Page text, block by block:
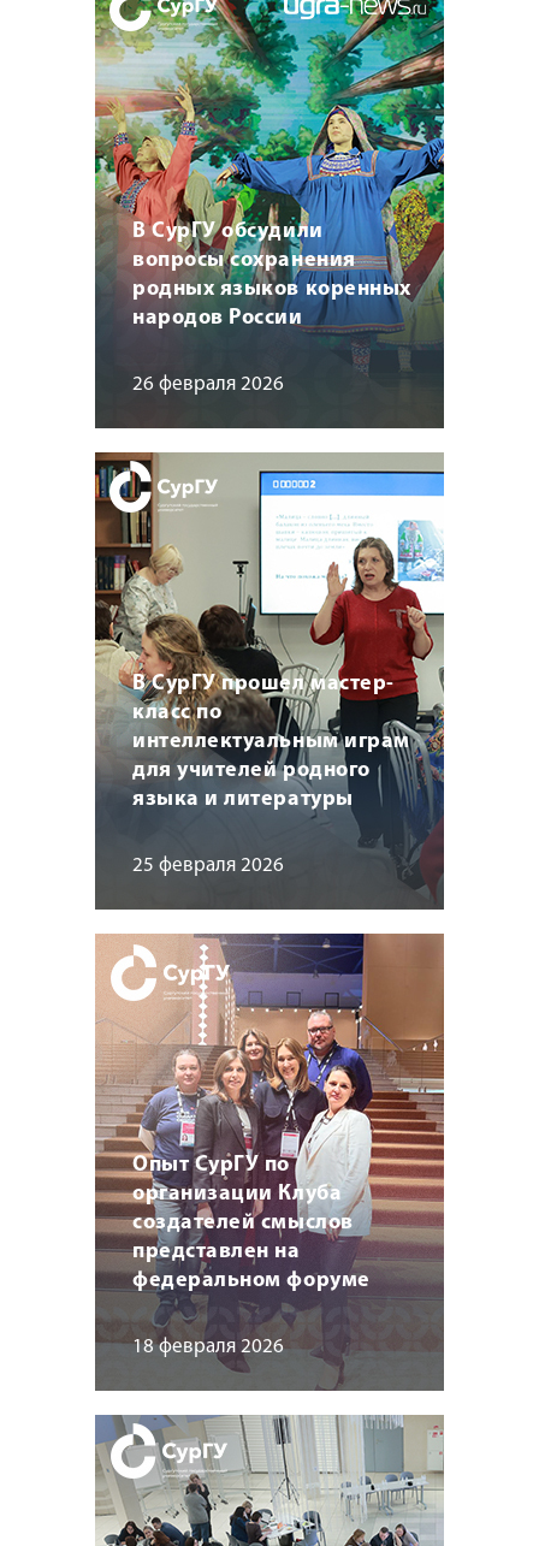
В СурГУ обсудили
вопросы сохранения
родных языков коренных
народов России
26 февраля 2026
В СурГУ прошел мастер-
класс по
интеллектуальным играм
для учителей родного
языка и литературы
25 февраля 2026
Опыт СурГУ по
организации Клуба
создателей смыслов
представлен на
федеральном форуме
18 февраля 2026